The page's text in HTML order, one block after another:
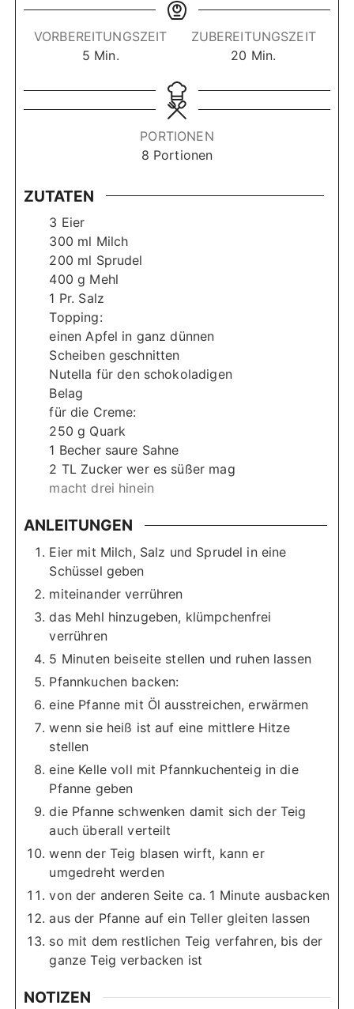
VORBEREITUNGSZEIT
5M
n
u
Min.
ZUBEREITUNGSZEIT
20 M
n
u
Min.
PORTIONEN
8 Portionen
ZUTATEN
3 Eier
300 ml Milch
200 ml Sprudel
400 g Mehl
1 Pr. Salz
Topping:
einen Apfel in ganz dünnen
Scheiben geschnitten
Nutella für den schokoladigen
Belag
für die Creme:
250 g Quark
1 Becher saure Sahne
2 TL Zucker wer es süßer mag
macht drei hinein
ANLEITUNGEN
Eier mit Milch, Salz und Sprudel in eine
Schüssel geben
miteinander verrühren
das Mehl hinzugeben, klümpchenfrei
verrühren
5 Minuten beiseite stellen und ruhen lassen
Pfannkuchen backen:
eine Pfanne mit Öl ausstreichen, erwärmen
wenn sie heiß ist auf eine mittlere Hitze
stellen
eine Kelle voll mit Pfannkuchenteig in die
Pfanne geben
die Pfanne schwenken damit sich der Teig
auch überall verteilt
wenn der Teig blasen wirft, kann er
umgedreht werden
von der anderen Seite ca. 1 Minute ausbacken
aus der Pfanne auf ein Teller gleiten lassen
so mit dem restlichen Teig verfahren, bis der
ganze Teig verbacken ist
NOTIZEN